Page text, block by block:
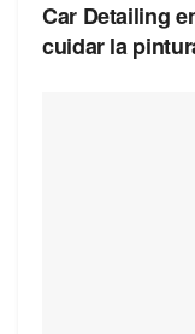
Car Detailing
cuidar la